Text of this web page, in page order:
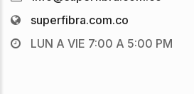
superfibra.com.co
LUN A VIE 7:00 A 5:00 PM